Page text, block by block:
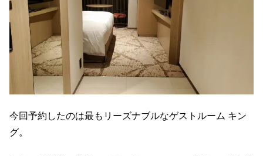
今回予約したのは最もリーズナブルなゲストルーム キン
グ。